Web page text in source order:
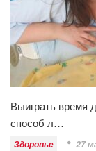
Выиграть время
способ л…
Здоровье 27